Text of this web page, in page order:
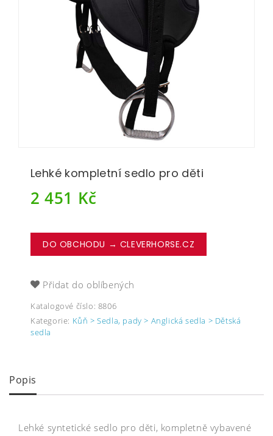
Lehké kompletní sedlo pro děti
2 451 Kč
DO OBCHODU → CLEVERHORSE.CZ
Přidat do oblíbených
Katalogové číslo: 8806
Kategorie: Kůň > Sedla, pady > Anglická sedla > Dětská
sedla
Popis
Lehké syntetické sedlo pro děti, kompletně vybavené